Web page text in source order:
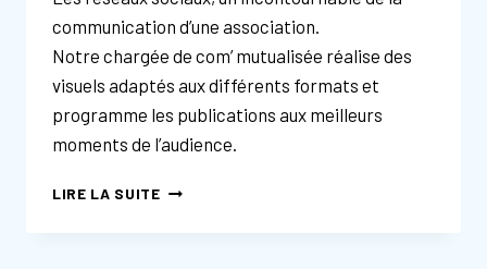
communication d’une association.
Notre chargée de com’ mutualisée réalise des
visuels adaptés aux différents formats et
programme les publications aux meilleurs
moments de l’audience.
LIRE LA SUITE COMMUNICATION